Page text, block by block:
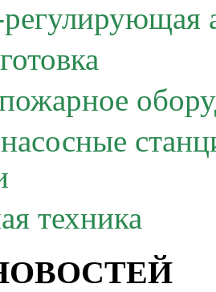
техника